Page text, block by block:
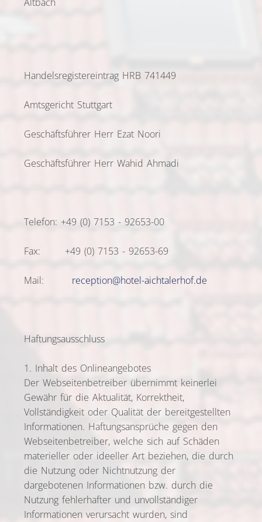
Handelsregistereintrag HRB 741449
Amtsgericht Stuttgart
Geschäftsführer Herr Ezat Noori
Geschäftsführer Herr Wahid Ahmadi
Telefon: +49 (0) 7153 - 92653-00
Fax: +49 (0) 7153 - 92653-69
Mail: reception@hotel-aichtalerhof.de
Haftungsausschluss
1. Inhalt des Onlineangebotes
Der Webseitenbetreiber übernimmt keinerlei
Gewähr für die Aktualität, Korrektheit,
Vollständigkeit oder Qualität der bereitgestellten
Informationen. Haftungsansprüche gegen den
Webseitenbetreiber, welche sich auf Schäden
materieller oder ideeller Art beziehen, die durch
die Nutzung oder Nichtnutzung der
dargebotenen Informationen bzw. durch die
Nutzung fehlerhafter und unvollständiger
Informationen verursacht wurden, sind